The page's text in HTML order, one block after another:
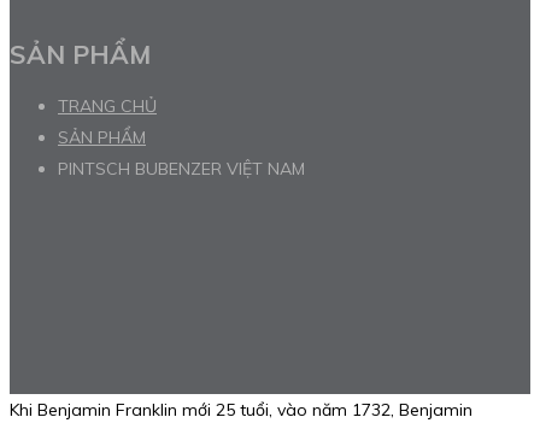
SẢN PHẨM
TRANG CHỦ
SẢN PHẨM
PINTSCH BUBENZER VIỆT NAM
Khi Benjamin Franklin mới 25 tuổi, vào năm 1732, Benjamin